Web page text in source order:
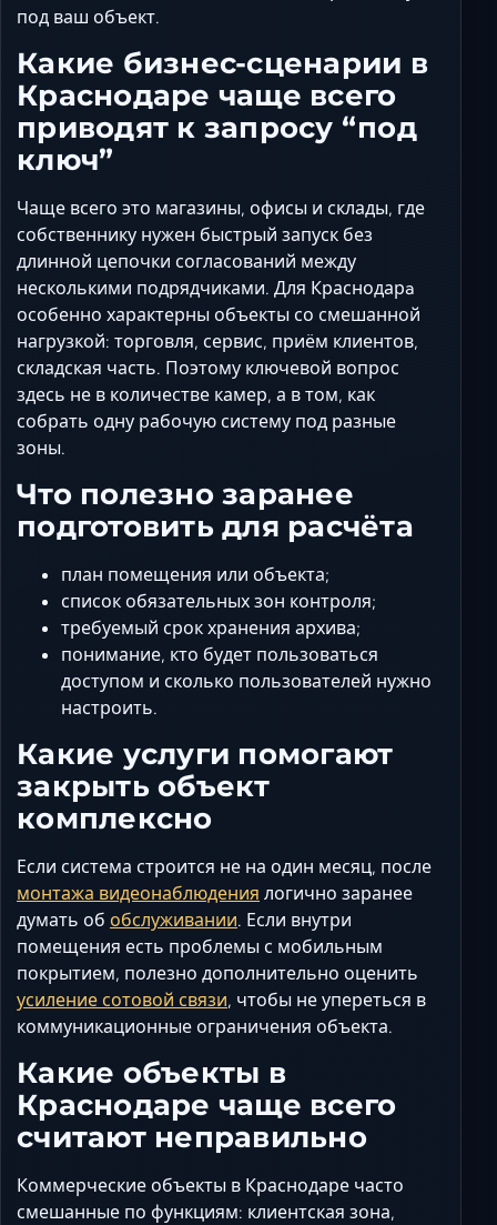
под ваш объект.
Какие бизнес-сценарии в
Краснодаре чаще всего
приводят к запросу “под
ключ”
Чаще всего это магазины, офисы и склады, где
собственнику нужен быстрый запуск без
длинной цепочки согласований между
несколькими подрядчиками. Для Краснодарa
особенно характерны объекты со смешанной
нагрузкой: торговля, сервис, приём клиентов,
складская часть. Поэтому ключевой вопрос
здесь не в количестве камер, а в том, как
собрать одну рабочую систему под разные
зоны.
Что полезно заранее
подготовить для расчёта
план помещения или объекта;
список обязательных зон контроля;
требуемый срок хранения архива;
понимание, кто будет пользоваться
доступом и сколько пользователей нужно
настроить.
Какие услуги помогают
закрыть объект
комплексно
Если система строится не на один месяц, после
монтажа видеонаблюдения логично заранее
думать об обслуживании. Если внутри
помещения есть проблемы с мобильным
покрытием, полезно дополнительно оценить
усиление сотовой связи, чтобы не упереться в
коммуникационные ограничения объекта.
Какие объекты в
Краснодаре чаще всего
считают неправильно
Коммерческие объекты в Краснодаре часто
смешанные по функциям: клиентская зона,